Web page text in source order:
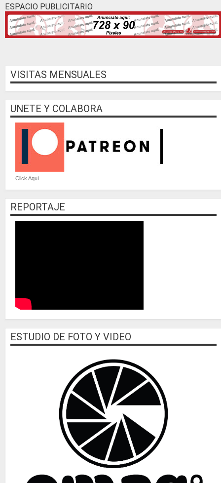
ESPACIO PUBLICITARIO
VISITAS MENSUALES
UNETE Y COLABORA
Click Aquí
REPORTAJE
ESTUDIO DE FOTO Y VIDEO